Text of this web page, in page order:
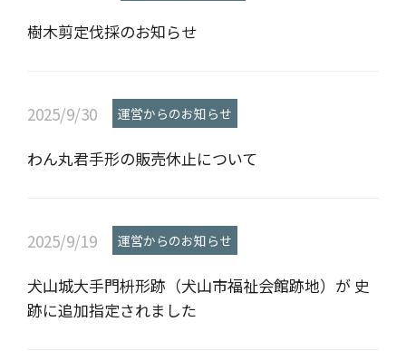
樹木剪定伐採のお知らせ
2025/9/30 運営からのお知らせ
わん丸君手形の販売休止について
2025/9/19 運営からのお知らせ
犬山城大手門枡形跡（犬山市福祉会館跡地）が 史
跡に追加指定されました